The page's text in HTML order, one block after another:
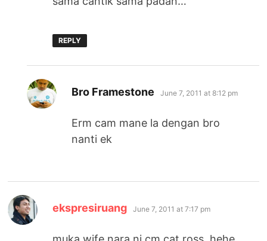
REPLY
Bro Framestone says:
June 7, 2011 at 8:12 pm
Erm cam mane la dengan bro
nanti ek
ekspresiruang says:
June 7, 2011 at 7:17 pm